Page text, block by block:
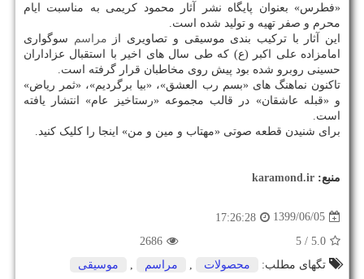
«فطرس» بعنوان پایگاه نشر آثار محمود کریمی به مناسبت ایام
محرم و صفر تهیه و تولید شده است.
این آثار با ترکیب بندی موسیقی و تصاویری از مراسم
سوگواری
امامزاده علی اکبر (ع) که طی سال های اخیر با استقبال عزاداران
حسینی روبرو شده بود پیش روی مخاطبان قرار گرفته است.
تاکنون نماهنگ های «بسم رب العشق»، «بیا برگردیم»، «ثمر ریاض»
و «قبله عاشقان» در قالب مجموعه «رستاخیز عام» انتشار یافته
است.
برای شنیدن قطعه صوتی «مهتاب و مین و من» اینجا را کلیک کنید.
منبع: karamond.ir
1399/06/05
17:26:28
5.0
/ 5
2686
تگهای مطلب:
محصولات مراسم موسیقی